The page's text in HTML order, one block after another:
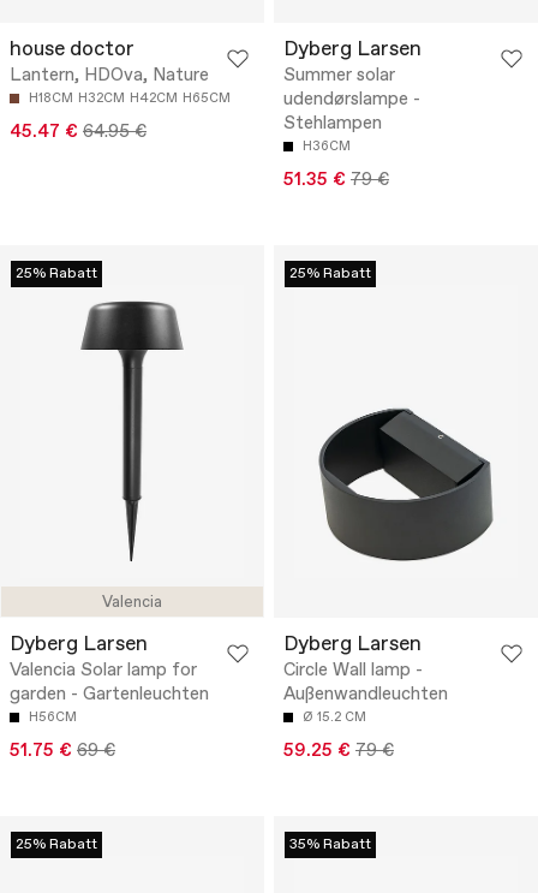
house doctor
Lantern, HDOva, Nature
H18CM H32CM H42CM H65CM
45.47 € 64.95 €
Dyberg Larsen
Summer solar
udendørslampe -
Stehlampen
H36CM
51.35 € 79 €
Valencia
25% Rabatt
Dyberg Larsen
Valencia Solar lamp for
garden - Gartenleuchten
H56CM
51.75 € 69 €
25% Rabatt
Dyberg Larsen
Circle Wall lamp -
Außenwandleuchten
Ø 15.2 CM
59.25 € 79 €
25% Rabatt 35% Rabatt